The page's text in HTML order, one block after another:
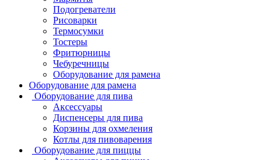
Подогреватели
Рисоварки
Термосумки
Тостеры
Фритюрницы
Чебуречницы
Оборудование для рамена
Оборудование для рамена
Оборудование для пива
Аксессуары
Диспенсеры для пива
Корзины для охмеления
Котлы для пивоварения
Оборудование для пиццы